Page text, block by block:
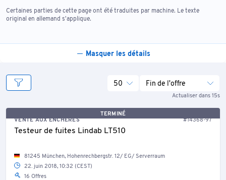
Certaines parties de cette page ont été traduites par machine. Le texte
original en allemand s'applique.
Masquer les détails
Actualiser dans 15s
50 Fin de l'offre
TERMINÉ
VENTE AUX ENCHÈRES
#14368-97
Testeur de fuites Lindab LT510
81245 München, Hohenrechbergstr. 12/ EG/ Serverraum
22. juin 2018, 10:32 (CEST)
16 Offres